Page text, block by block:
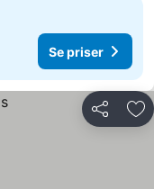
Se priser
Dela